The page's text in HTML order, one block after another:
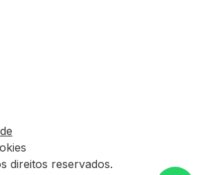
direitos reservados.